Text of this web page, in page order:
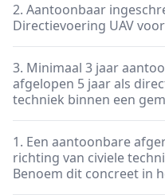
2. Aantoonbaar
Directievoering UAV
3. Minimaal 3 jaar
afgelopen 5 jaar als
techniek binnen een
1. Een aantoonbare
richting van civiele
Benoem dit concreet in